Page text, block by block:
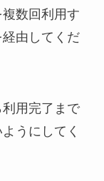
数回利用す
由してくだ
用完了まで
うにしてく